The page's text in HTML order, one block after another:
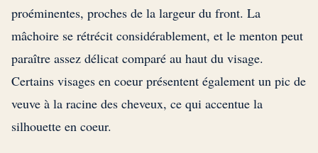
proéminentes, proches de la largeur du front. La
mâchoire se rétrécit considérablement, et le menton peut
paraître assez délicat comparé au haut du visage.
Certains visages en coeur présentent également un pic de
veuve à la racine des cheveux, ce qui accentue la
silhouette en coeur.